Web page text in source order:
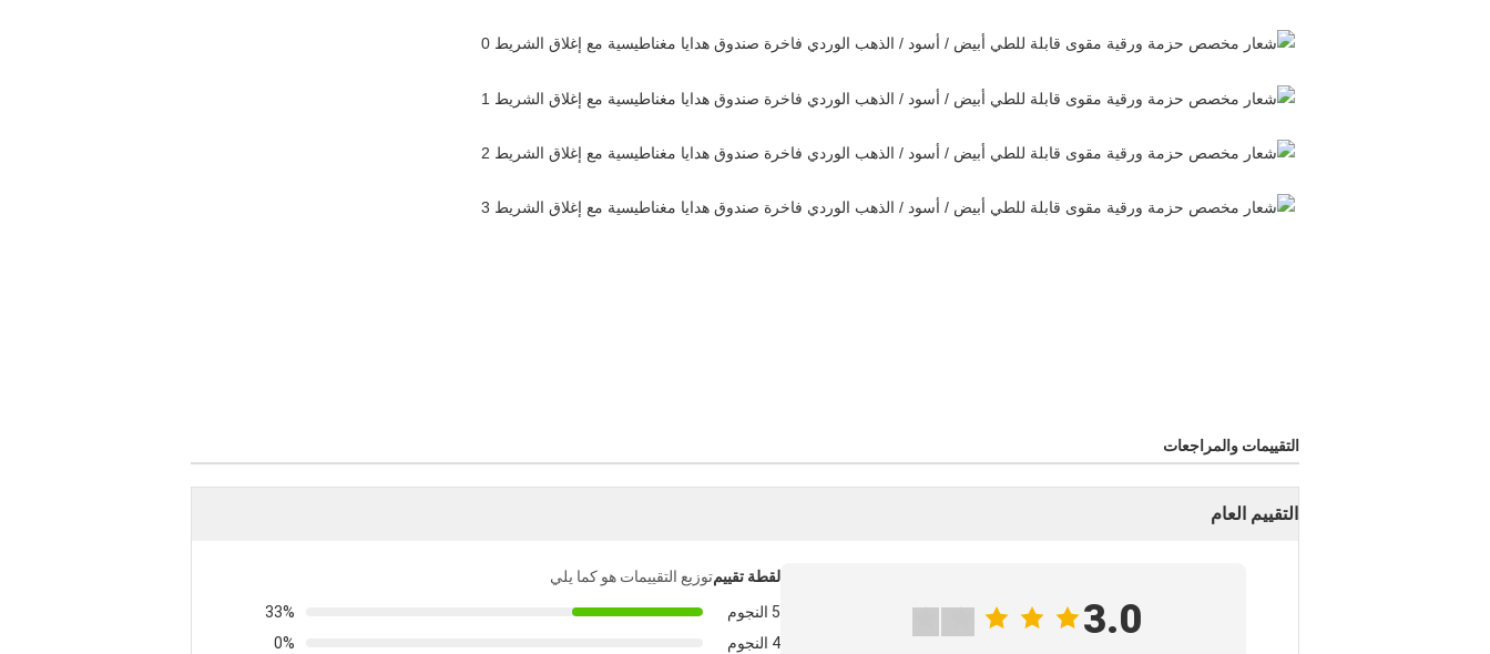
التقييمات والمراجعات
التقييم العام
3.0
لقطة تقييمتوزيع التقييمات هو كما يلي
5 النجوم
33%
4 النجوم
0%